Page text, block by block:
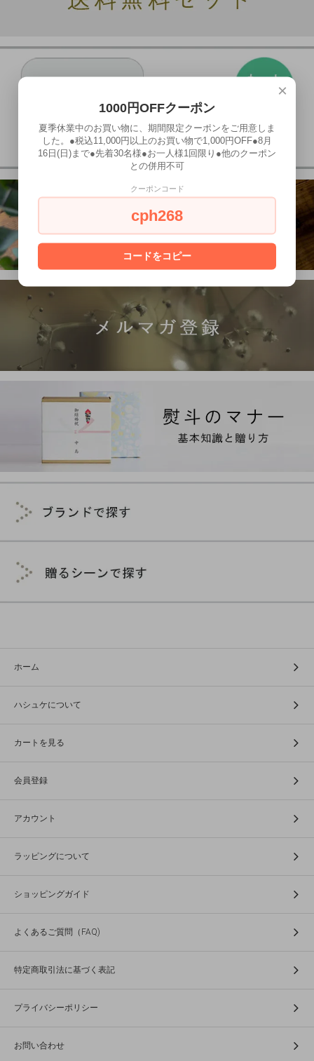
ホーム
ハシュケについて
カートを見る
会員登録
アカウント
ラッピングについて
ショッピングガイド
よくあるご質問（FAQ)
特定商取引法に基づく表記
プライバシーポリシー
お問い合わせ
×
1000円OFFクーポン
夏季休業中のお買い物に、期間限定クーポンをご用意しま
した。●税込11,000円以上のお買い物で1,000円OFF●8月
16日(日)まで●先着30名様●お一人様1回限り●他のクーポン
との併用不可
クーポンコード
cph268
コードをコピー